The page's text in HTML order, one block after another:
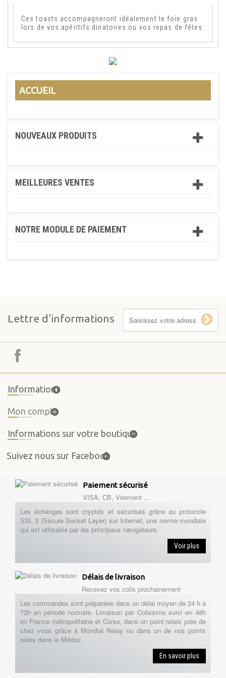
Ces toasts accompagneront idéalement le foie gras
lors de vos apéritifs dinatoires ou vos repas de fêtes.
ACCUEIL
NOUVEAUX PRODUITS
MEILLEURES VENTES
NOTRE MODULE DE PAIEMENT
Lettre d'informations
Informations
Mon compte
Informations sur votre boutique
Suivez nous sur Facebook
Paiement sécurisé
VISA, CB, Virement ...
Les échanges sont cryptés et sécurisés grâce au protocole
SSL 3 (Secure Socket Layer) sur Internet, une norme mondiale
qui est utilisable par les principaux navigateurs.
Voir plus
Délais de livraison
Recevez vos colis prochainement
Les commandes sont préparées dans un délai moyen de 24 h à
72h en période normale. Livraison par Colissimo suivi en 48h
en France métropolitaine et Corse, dans un point relais près de
chez vous grâce à Mondial Relay ou dans un de nos points
relais dans le Médoc.
En savoir plus